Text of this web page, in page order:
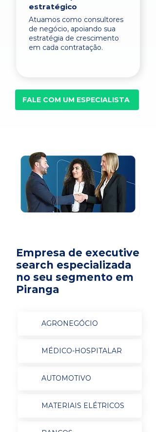
estratégico
Atuamos como consultores
de negócio, apoiando sua
estratégia de crescimento
em cada contratação.
FALE COM UM ESPECIALISTA
Empresa de executive
search especializada
no seu segmento em
Piranga
AGRONEGÓCIO
MÉDICO-HOSPITALAR
AUTOMOTIVO
MATERIAIS ELÉTRICOS